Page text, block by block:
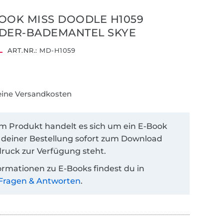
MISS DOODLE H1059
BADEMANTEL SKYE
ART.NR.: MD-H1059
Versandkosten
Produkt handelt es sich um ein E-Book
Bestellung sofort zum Download
zur Verfügung steht.
zu E-Books findest du in
& Antworten.